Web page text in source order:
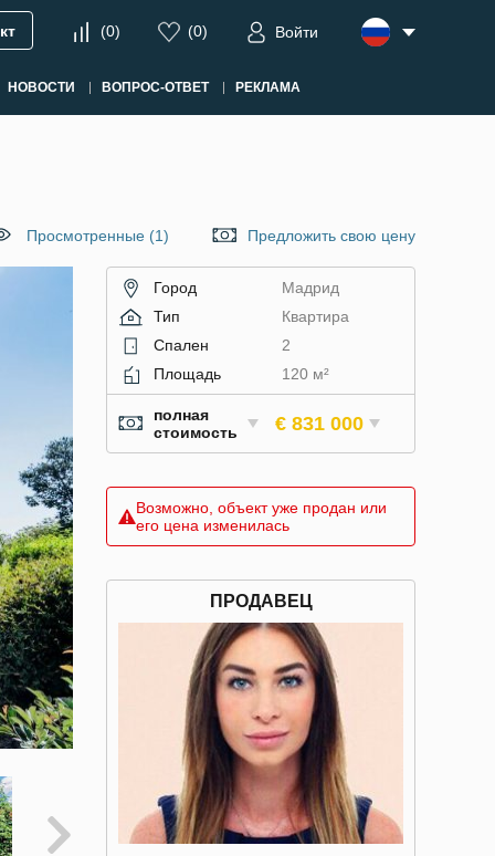
(0) (0) Войти
НОВОСТИ ВОПРОС-ОТВЕТ РЕКЛАМА
Просмотренные (1) Предложить свою цену
Город
Мадрид
Тип
Квартира
Спален
2
Площадь
120 м²
полная
стоимость
€ 831 000
Возможно, объект уже продан или
его цена изменилась
ПРОДАВЕЦ